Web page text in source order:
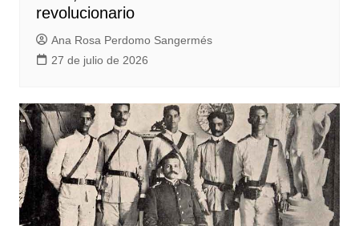
revolucionario
Ana Rosa Perdomo Sangermés
27 de julio de 2026